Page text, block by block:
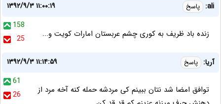
ali: پاسخ
۱۳۹۲/۹/۳ ۱۱:۰۰:۱۹
158
25
زنده باد ظریف به کوری چشم عربستان امارات کویت و...
آریا: پاسخ
۱۳۹۲/۹/۳ ۱۱:۱۴:۵۹
61
26
توافق امضا شد نتان ببینم کی مردشه حمله کنه آخه مرد از